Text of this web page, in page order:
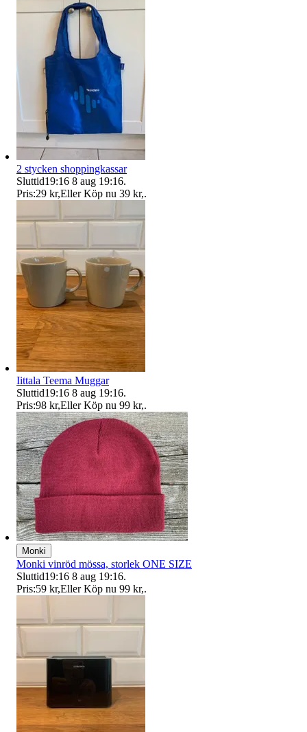
2 stycken shoppingkassar
Sluttid19:16 8 aug 19:16.
Pris:29 kr,Eller Köp nu 39 kr,.
Iittala Teema Muggar
Sluttid19:16 8 aug 19:16.
Pris:98 kr,Eller Köp nu 99 kr,.
Monki
Monki vinröd mössa, storlek ONE SIZE
Sluttid19:16 8 aug 19:16.
Pris:59 kr,Eller Köp nu 99 kr,.